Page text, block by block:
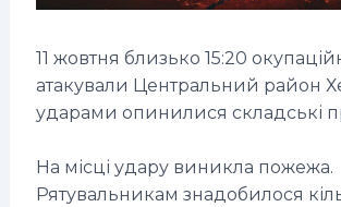
11 жовтня близько 15:20
атакували Центральний район
ударами опинилися складські
На місці удару виникла пожежа.
Рятувальникам знадобилося